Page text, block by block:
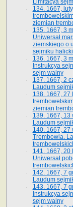
Limitacya
134. 1667,
ziemian
135. 1667, 3
Uniwersał
ziemskiego o
sejmiku
136. 1667, 3
Instrukcya
sejm walny
137. 1667, 2
Laudum
138. 1667, 27
ziemian
139. 1667, 13
Laudum
140. 1667, 27
Trembowla.
141. 1667, 20
Uniwersał
142. 1667, 7
Laudum
143. 1667, 7
Instrukcya
sejm walny